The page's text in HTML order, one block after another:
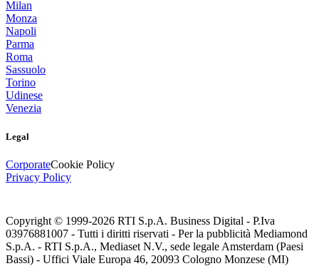
Milan
Monza
Napoli
Parma
Roma
Sassuolo
Torino
Udinese
Venezia
Legal
CorporateCookie Policy
Privacy Policy
Copyright © 1999-2026 RTI S.p.A. Business Digital - P.Iva
03976881007 - Tutti i diritti riservati - Per la pubblicità Mediamond
S.p.A. - RTI S.p.A., Mediaset N.V., sede legale Amsterdam (Paesi
Bassi) - Uffici Viale Europa 46, 20093 Cologno Monzese (MI)